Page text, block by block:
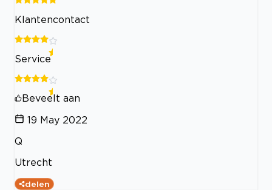
Klantencontact
Service
Beveelt aan
19 May 2022
Q
Utrecht
delen